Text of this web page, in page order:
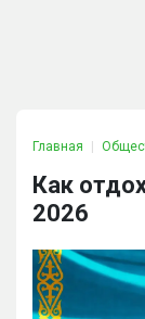
Главная
Как
2026